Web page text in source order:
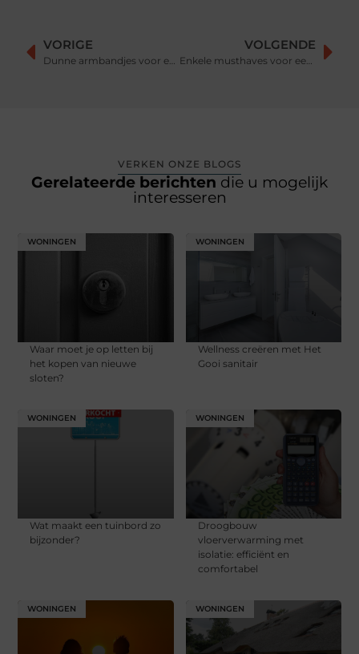
VORIGE
Dunne armbandjes voor een minimalistische look
VOLGENDE
Enkele musthaves voor een stoere mancave
VERKEN ONZE BLOGS
Gerelateerde berichten die u mogelijk
interesseren
WONINGEN
Waar moet je op letten bij
het kopen van nieuwe
sloten?
WONINGEN
Wellness creëren met Het
Gooi sanitair
WONINGEN
Wat maakt een tuinbord zo
bijzonder?
WONINGEN
Droogbouw
vloerverwarming met
isolatie: efficiënt en
comfortabel
WONINGEN WONINGEN